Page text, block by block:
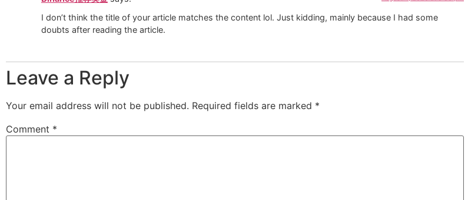
I don’t think the title of your article matches the content lol. Just kidding, mainly because I had some
doubts after reading the article.
Leave a Reply
Your email address will not be published. Required fields are marked *
Comment *